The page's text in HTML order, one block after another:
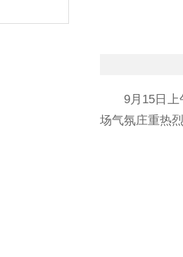
9月15日
场气氛庄重热